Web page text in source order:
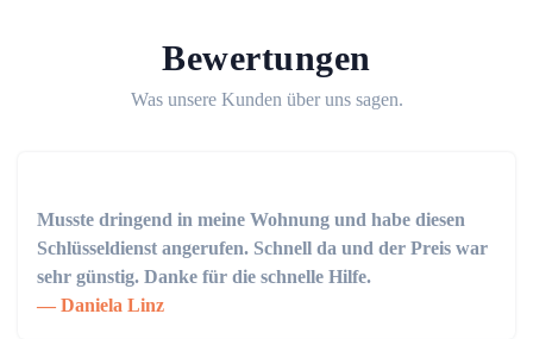
Bewertungen
Was unsere Kunden über uns sagen.
Musste dringend in meine Wohnung und habe diesen
Schlüsseldienst angerufen. Schnell da und der Preis war
sehr günstig. Danke für die schnelle Hilfe.
Daniela Linz